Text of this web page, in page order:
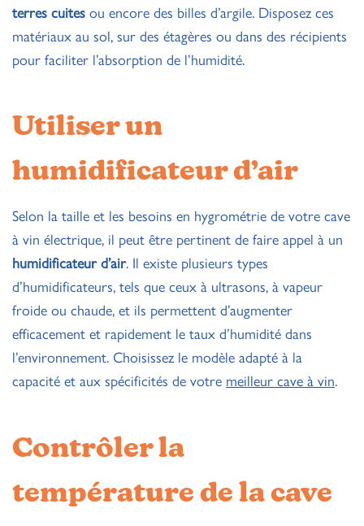
terres cuites ou encore des billes d’argile. Disposez ces
matériaux au sol, sur des étagères ou dans des récipients
pour faciliter l’absorption de l’humidité.
Utiliser un
humidificateur d’air
Selon la taille et les besoins en hygrométrie de votre cave
à vin électrique, il peut être pertinent de faire appel à un
humidificateur d’air. Il existe plusieurs types
d’humidificateurs, tels que ceux à ultrasons, à vapeur
froide ou chaude, et ils permettent d’augmenter
efficacement et rapidement le taux d’humidité dans
l’environnement. Choisissez le modèle adapté à la
capacité et aux spécificités de votre meilleur cave à vin.
Contrôler la
température de la cave